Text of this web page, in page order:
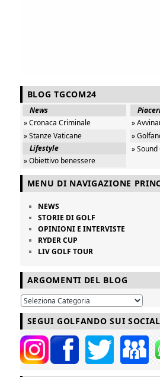
BLOG TGCOM24
News
» Cronaca Criminale
» Stanze Vaticane
Lifestyle
» Obiettivo benessere
»
»
» Sound
MENU DI NAVIGAZIONE
NEWS
STORIE DI GOLF
OPINIONI E INTERVISTE
RYDER CUP
LIV GOLF TOUR
ARGOMENTI DEL BLOG
SEGUI GOLFANDO SUI SOCIAL